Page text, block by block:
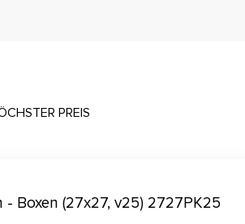
PREIS
Boxen (27x27, v25) 2727PK25